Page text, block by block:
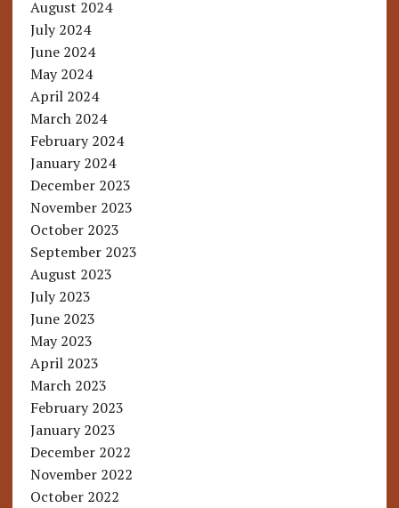
August 2024
July 2024
June 2024
May 2024
April 2024
March 2024
February 2024
January 2024
December 2023
November 2023
October 2023
September 2023
August 2023
July 2023
June 2023
May 2023
April 2023
March 2023
February 2023
January 2023
December 2022
November 2022
October 2022